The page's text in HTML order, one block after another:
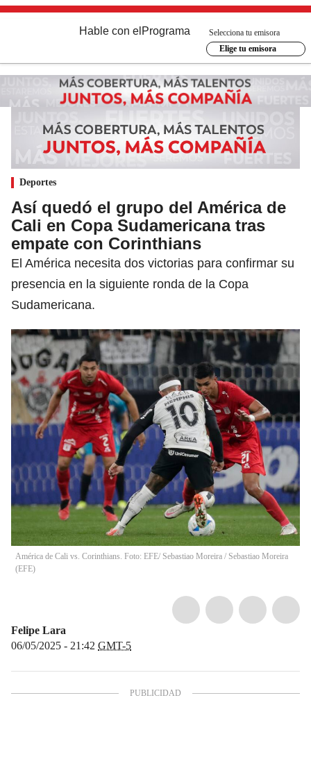
Hable con el Programa
Selecciona tu emisora
Elige tu emisora
Deportes
Así quedó el grupo del América de
Cali en Copa Sudamericana tras
empate con Corinthians
El América necesita dos victorias para confirmar su
presencia en la siguiente ronda de la Copa
Sudamericana.
América de Cali vs. Corinthians. Foto: EFE/ Sebastiao Moreira / Sebastiao Moreira
(EFE)
Felipe Lara
06/05/2025 - 21:42 GMT-5